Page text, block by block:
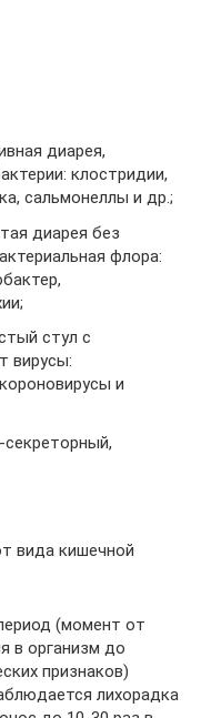
диарея,
клостридии,
сальмонеллы и др.;
диарея без
флора:
стул с
вирусы:
и
вида кишечной
(момент от
в организм до
признаков)
лихорадка